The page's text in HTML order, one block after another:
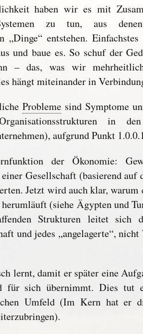
haben wir es mit
zu tun, aus
„Dinge“ entstehen.
und baue es. So schuf der
– das, was wir
hängt miteinander in
Problemesind Symptome
in
aufgrund Punkt
der Ökonomie:
einer Gesellschaft (basierend auf
Jetzt wird auch klar,
herumläuft (siehe Ägypten und
Strukturen leitet sich
und jedes „angelagerte“,
lernt, damit er später eine
für sich übernimmt. Dies tut
Umfeld (Im Kern hat er